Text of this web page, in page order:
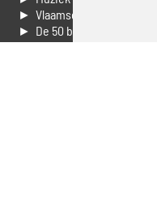
► Vlaamse 100 Aller tijden
► De 50 beste van...
► Adverteren op Jouwradio